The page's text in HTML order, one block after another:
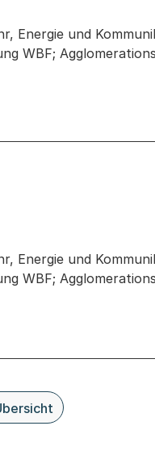
Energie und
WBF;
zum Geschäft
Energie und
WBF;